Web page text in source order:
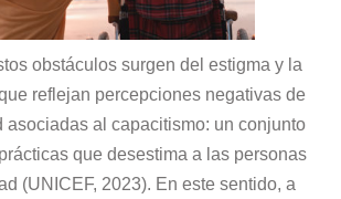
obstáculos surgen del estigma y la
reflejan percepciones negativas de
asociadas al capacitismo: un conjunto
que desestima a las personas
(UNICEF, 2023). En este sentido, a